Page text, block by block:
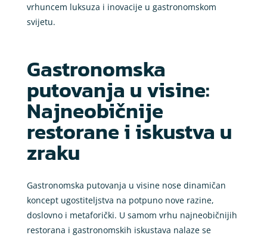
vrhuncem luksuza i inovacije u gastronomskom
svijetu.
Gastronomska
putovanja u visine:
Najneobičnije
restorane i iskustva u
zraku
Gastronomska putovanja u visine nose dinamičan
koncept ugostiteljstva na potpuno nove razine,
doslovno i metaforički. U samom vrhu najneobičnijih
restorana i gastronomskih iskustava nalaze se